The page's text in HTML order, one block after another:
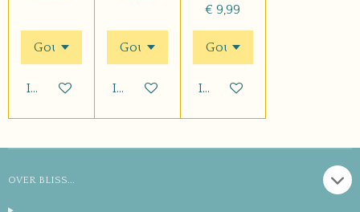
In winkelwagenIn winkelwagen
€ 9,99
In winkelwagen
OVER BLISS...